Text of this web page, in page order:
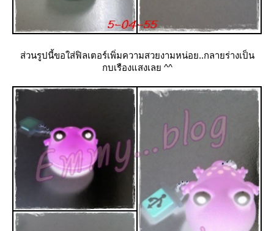
ส่วนรูปนี้ขอใส่ฟิลเตอร์เพิ่มความสวยงามหน่อย..กลายร่างเป็น
กบเรืองแสงเลย ^^